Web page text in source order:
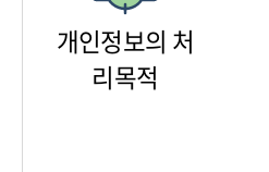
개인정보의 처
리목적